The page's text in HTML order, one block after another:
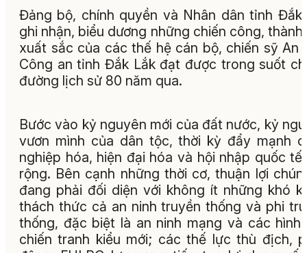
Đảng bộ, chính quyền và Nhân dân tỉnh Đắk
ghi nhận, biểu dương những chiến công, thành
xuất sắc của các thế hệ cán bộ, chiến sỹ An
Công an tỉnh Đắk Lắk đạt được trong suốt
đường lịch sử 80 năm qua.
Bước vào kỷ nguyên mới của đất nước, kỷ
vươn mình của dân tộc, thời kỳ đẩy mạnh
nghiệp hóa, hiện đại hóa và hội nhập quốc tế
rộng. Bên cạnh những thời cơ, thuận lợi
đang phải đối diện với không ít những khó
thách thức cả an ninh truyền thống và phi
thống, đặc biệt là an ninh mạng và các hình
chiến tranh kiểu mới; các thế lực thù địch,